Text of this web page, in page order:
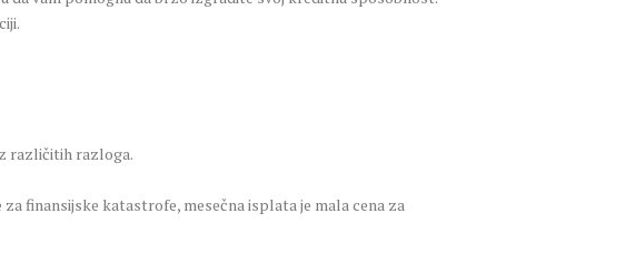
različitih razloga.
finansijske katastrofe, mesečna isplata je mala cena za